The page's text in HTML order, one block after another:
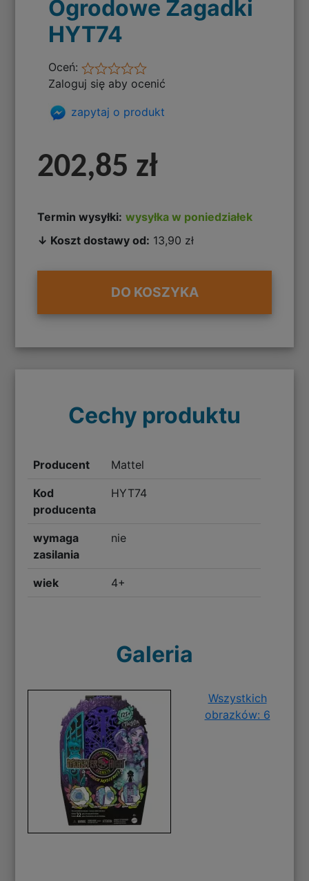
Ogrodowe Zagadki
HYT74
Oceń:
Zaloguj się aby ocenić
zapytaj o produkt
202,85 zł
Termin wysyłki: wysyłka w poniedziałek
↓ Koszt dostawy od: 13,90 zł
DO KOSZYKA
Cechy produktu
Producent Mattel
Kod
producenta
HYT74
wymaga
zasilania
nie
wiek 4+
Galeria
Wszystkich
obrazków: 6